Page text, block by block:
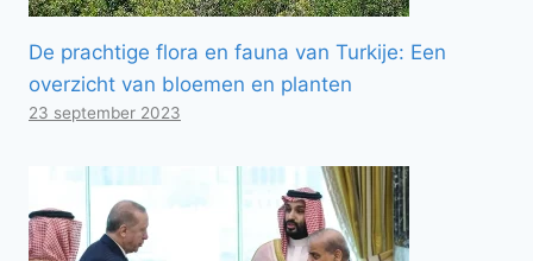
De prachtige flora en fauna van Turkije: Een
overzicht van bloemen en planten
23 september 2023